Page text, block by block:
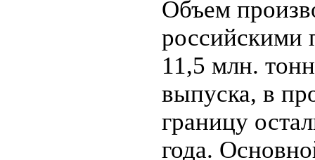
Объем
российскими
11,5 млн.
выпуска, в
границу
года.